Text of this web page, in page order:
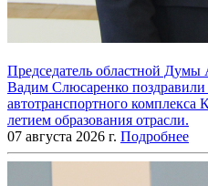
Председатель областной
Вадим Слюсаренко поздравили
автотранспортного комплекса
летием образования отрасли.
07 августа 2026 г. Подробнее